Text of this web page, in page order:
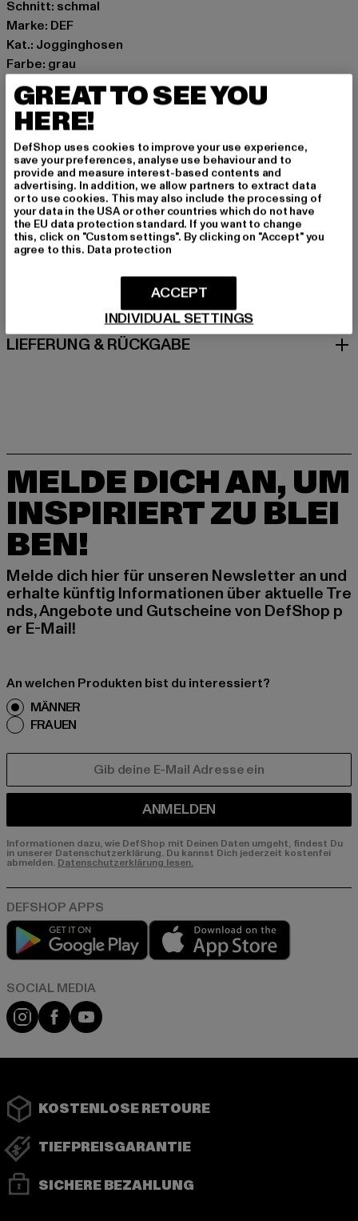
Schnitt: schmal
Marke: DEF
Kat.: Jogginghosen
Farbe: grau
Hersteller Farbe: grey melange
Materialzusammensetzung: 80% Baumwolle, 20%
Polyester
Art.Nr: DFSP036-00735
Hersteller: TB International GmbH |info@tbint.de
Dr.-Robert-Murjahn-Straße 7 | 64372 Ober-Ramstadt |
DE
GRÖSSE & PASSFORM
PFLEGEHINWEISE
LIEFERUNG & RÜCKGABE
MELDE DICH AN, UM
INSPIRIERT ZU BLEI
BEN!
Melde dich hier für unseren Newsletter an und
erhalte künftig Informationen über aktuelle Tre
nds, Angebote und Gutscheine von DefShop p
er E-Mail!
An welchen Produkten bist du interessiert?
MÄNNER
FRAUEN
ANMELDEN
Informationen dazu, wie DefShop mit Deinen Daten umgeht, findest Du
in unserer Datenschutzerklärung. Du kannst Dich jederzeit kostenfei
abmelden. Datenschutzerklärung lesen.
Play market
Instagram
FacebookYouTube
KOSTENLOSE RETOURE
TIEFPREISGARANTIE
SICHERE BEZAHLUNG
GREAT TO SEE YOU
HERE!
DefShop uses cookies to improve your use experience,
save your preferences, analyse use behaviour and to
provide and measure interest-based contents and
advertising. In addition, we allow partners to extract data
or to use cookies. This may also include the processing of
your data in the USA or other countries which do not have
the EU data protection standard. If you want to change
this, click on "Custom settings". By clicking on "Accept" you
agree to this. Data protection
INDIVIDUAL SETTINGS
ACCEPT